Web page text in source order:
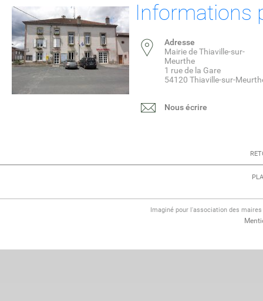
Informations
Adresse
Mairie de Thiaville-sur-
Meurthe
1 rue de la Gare
54120 Thiaville-sur-
Nous écrire
Imaginé pour l'association des